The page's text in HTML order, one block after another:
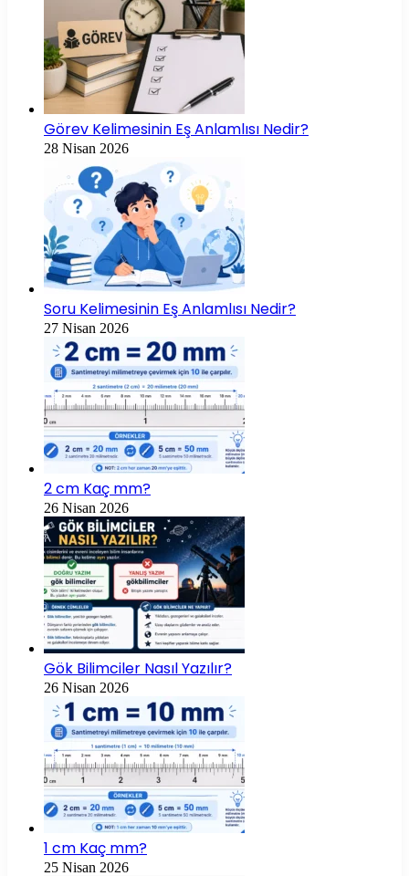
Görev Kelimesinin Eş Anlamlısı Nedir?
28 Nisan 2026
Soru Kelimesinin Eş Anlamlısı Nedir?
27 Nisan 2026
2 cm Kaç mm?
26 Nisan 2026
Gök Bilimciler Nasıl Yazılır?
26 Nisan 2026
1 cm Kaç mm?
25 Nisan 2026